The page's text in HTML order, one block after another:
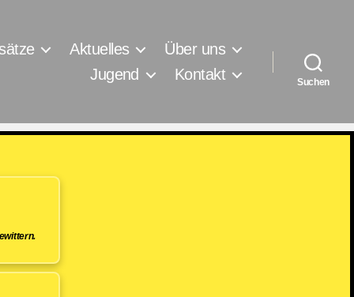
Aktuelles
Über uns
Jugend
Kontakt Suchen